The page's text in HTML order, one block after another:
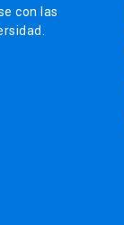
con las